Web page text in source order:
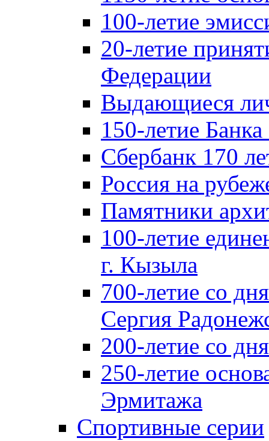
100-летие
20-летие
Федерации
Выдающиеся
150-летие
Сбербанк 170
Россия на
Памятники
100-летие
г. Кызыла
700-летие со
Сергия
200-летие со
250-летие
Эрмитажа
Спортивные серии